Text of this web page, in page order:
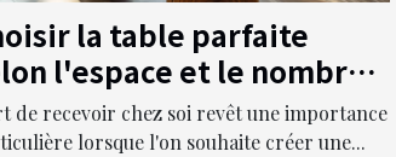
la table parfaite
l'espace et le nombre
de recevoir chez soi revêt une importance
lorsque l'on souhaite créer une...